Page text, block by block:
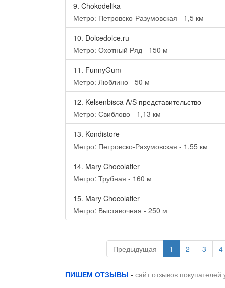
9. Chokodelika
Метро: Петровско-Разумовская - 1,5 км
10. Dolcedolce.ru
Метро: Охотный Ряд - 150 м
11. FunnyGum
Метро: Люблино - 50 м
12. Kelsenbisca A/S представительство
Метро: Свиблово - 1,13 км
13. Kondistore
Метро: Петровско-Разумовская - 1,55 км
14. Mary Chocolatier
Метро: Трубная - 160 м
15. Mary Chocolatier
Метро: Выставочная - 250 м
Предыдущая 1 2 3 4
ПИШЕМ ОТЗЫВЫ - сайт отзывов покупателей